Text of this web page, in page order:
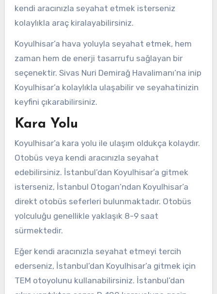
kendi aracınızla seyahat etmek isterseniz
kolaylıkla araç kiralayabilirsiniz.
Koyulhisar’a hava yoluyla seyahat etmek, hem
zaman hem de enerji tasarrufu sağlayan bir
seçenektir. Sivas Nuri Demirağ Havalimanı’na inip
Koyulhisar’a kolaylıkla ulaşabilir ve seyahatinizin
keyfini çıkarabilirsiniz.
Kara Yolu
Koyulhisar’a kara yolu ile ulaşım oldukça kolaydır.
Otobüs veya kendi aracınızla seyahat
edebilirsiniz. İstanbul’dan Koyulhisar’a gitmek
isterseniz, İstanbul Otogarı’ndan Koyulhisar’a
direkt otobüs seferleri bulunmaktadır. Otobüs
yolculuğu genellikle yaklaşık 8-9 saat
sürmektedir.
Eğer kendi aracınızla seyahat etmeyi tercih
ederseniz, İstanbul’dan Koyulhisar’a gitmek için
TEM otoyolunu kullanabilirsiniz. İstanbul’dan